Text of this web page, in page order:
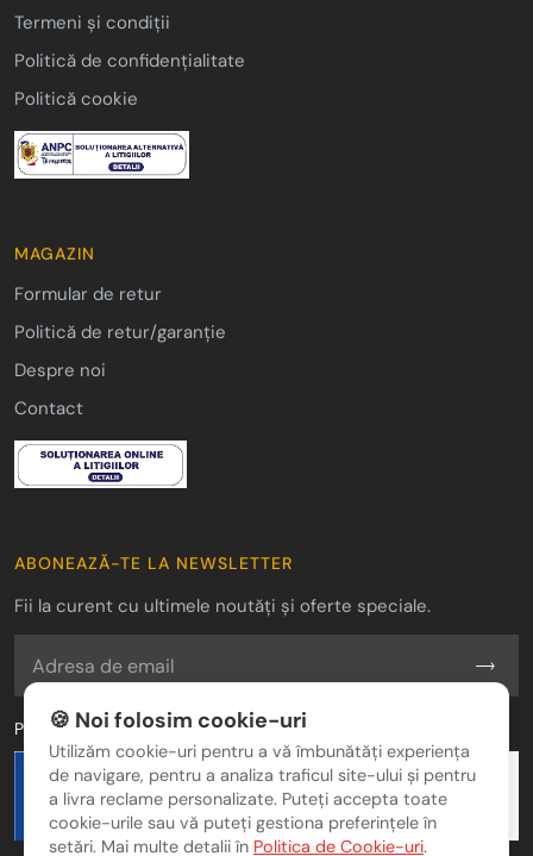
Termeni și condiții
Politică de confidențialitate
Politică cookie
MAGAZIN
Formular de retur
Politică de retur/garanție
Despre noi
Contact
ABONEAZĂ-TE LA NEWSLETTER
Fii la curent cu ultimele noutăți și oferte speciale.
Plăți Securizate
🍪 Noi folosim cookie-uri
Utilizăm cookie-uri pentru a vă îmbunătăți experiența
de navigare, pentru a analiza traficul site-ului și pentru
a livra reclame personalizate. Puteți accepta toate
cookie-urile sau vă puteți gestiona preferințele în
setări. Mai multe detalii în Politica de Cookie-uri.